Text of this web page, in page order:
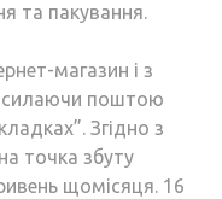
та пакування.
магазин і з
поштою
Згідно з
точка збуту
щомісяця. 16